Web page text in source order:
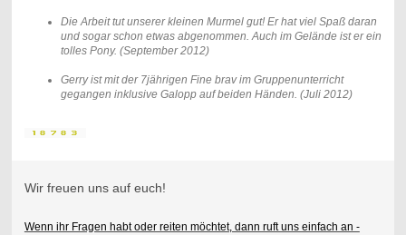
Die Arbeit tut unserer kleinen Murmel gut! Er hat viel Spaß daran
und sogar schon etwas abgenommen. Auch im Gelände ist er ein
tolles Pony. (September 2012)
Gerry ist mit der 7jährigen Fine brav im Gruppenunterricht
gegangen inklusive Galopp auf beiden Händen. (Juli 2012)
Wir freuen uns auf euch!
Wenn ihr Fragen habt oder reiten möchtet, dann ruft uns einfach an -